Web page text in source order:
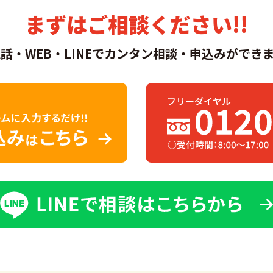
まずはご相談ください!!
・WEB・LINEでカンタン相談・申込みができ